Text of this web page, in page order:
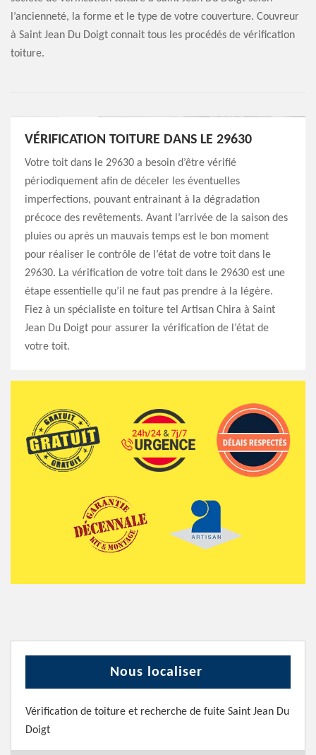
l’ancienneté, la forme et le type de votre couverture. Couvreur
à Saint Jean Du Doigt connait tous les procédés de vérification
toiture.
VÉRIFICATION TOITURE DANS LE 29630
Votre toit dans le 29630 a besoin d’être vérifié
périodiquement afin de déceler les éventuelles
imperfections, pouvant entrainant à la dégradation
précoce des revêtements. Avant l’arrivée de la saison des
pluies ou après un mauvais temps est le bon moment
pour réaliser le contrôle de l’état de votre toit dans le
29630. La vérification de votre toit dans le 29630 est une
étape essentielle qu’il ne faut pas prendre à la légère.
Fiez à un spécialiste en toiture tel Artisan Chira à Saint
Jean Du Doigt pour assurer la vérification de l’état de
votre toit.
Nous localiser
Vérification de toiture et recherche de fuite Saint Jean Du
Doigt